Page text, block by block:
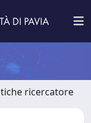
ricercatore